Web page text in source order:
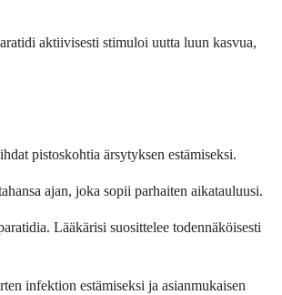
aktiivisesti stimuloi uutta luun kasvua,
pistoskohtia ärsytyksen estämiseksi.
ajan, joka sopii parhaiten aikatauluusi.
Lääkärisi suosittelee todennäköisesti
infektion estämiseksi ja asianmukaisen